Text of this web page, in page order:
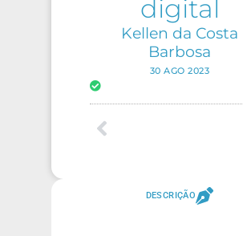
digital
Kellen da Costa
Barbosa
30 AGO 2023
DESCRIÇÃO